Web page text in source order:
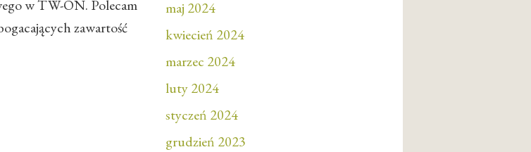
w TW-ON. Polecam
zawartość
maj 2024
kwiecień 2024
marzec 2024
luty 2024
styczeń 2024
grudzień 2023